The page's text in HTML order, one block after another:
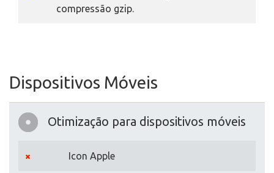
compressão gzip.
Dispositivos Móveis
Otimização para dispositivos móveis
Icon Apple